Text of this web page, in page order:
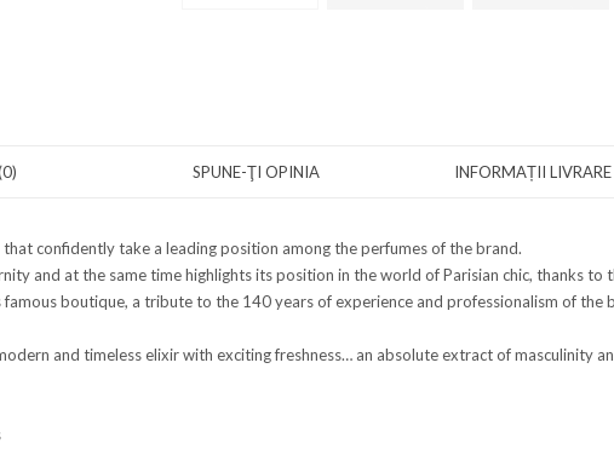
SPUNE-ŢI OPINIA INFORMAȚII LIVRARE
confidently take a leading position among the perfumes of the brand.
and at the same time highlights its position in the world of Parisian chic, thanks to
boutique, a tribute to the 140 years of experience and professionalism of the
and timeless elixir with exciting freshness… an absolute extract of masculinity